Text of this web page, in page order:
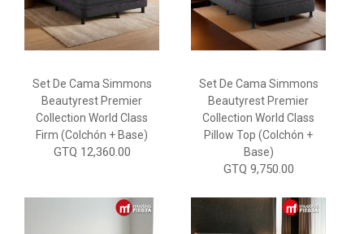
Set De Cama Simmons
Beautyrest Premier
Collection World Class
Firm (Colchón + Base)
GTQ 12,360.00
Set De Cama Simmons
Beautyrest Premier
Collection World Class
Pillow Top (Colchón +
Base)
GTQ 9,750.00